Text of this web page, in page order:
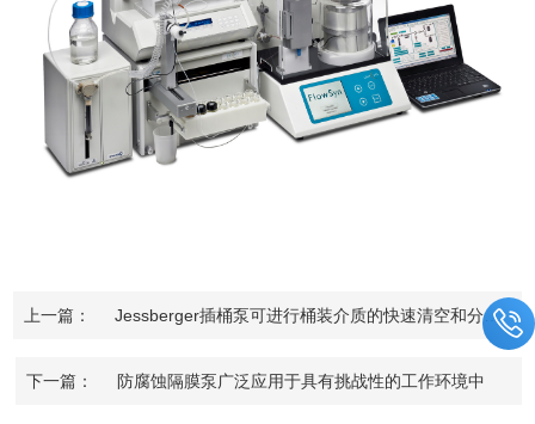
上一篇： Jessberger插桶泵可进行桶装介质的快速清空和分装
下一篇： 防腐蚀隔膜泵广泛应用于具有挑战性的工作环境中